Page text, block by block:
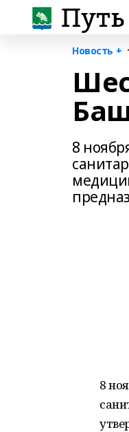
Новость +
8
8